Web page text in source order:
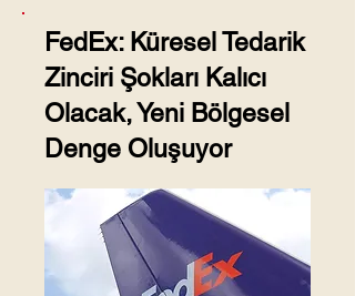
FedEx: Küresel Tedarik
Zinciri Şokları Kalıcı
Olacak, Yeni Bölgesel
Denge Oluşuyor